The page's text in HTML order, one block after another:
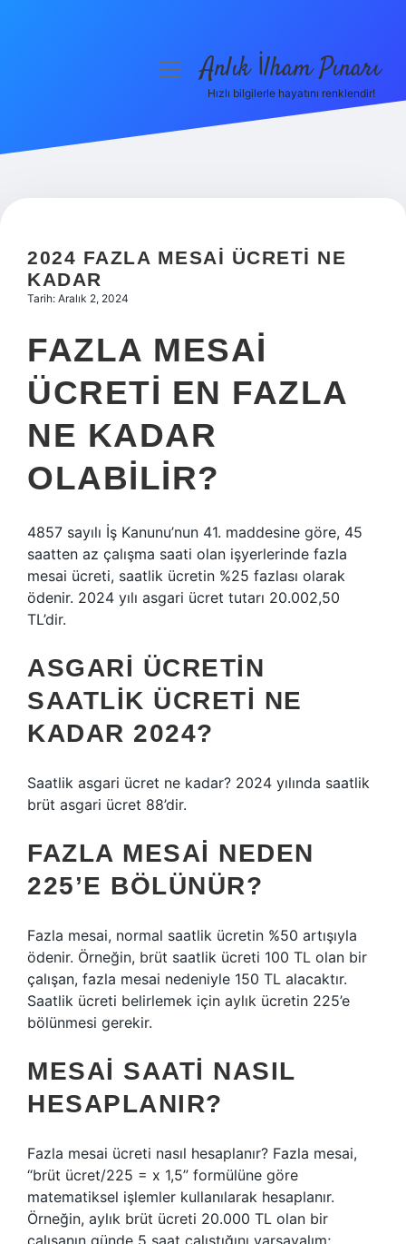
Hakkımızda
menüyüAnlık İlham Pınarı
Hızlı bilgilerle hayatını renklendir!
2024 FAZLA MESAI ÜCRETI NE
KADAR
Tarih: Aralık 2, 2024
FAZLA MESAI
ÜCRETI EN FAZLA
NE KADAR
OLABILIR?
4857 sayılı İş Kanunu’nun 41. maddesine göre, 45
saatten az çalışma saati olan işyerlerinde fazla
mesai ücreti, saatlik ücretin %25 fazlası olarak
ödenir. 2024 yılı asgari ücret tutarı 20.002,50
TL’dir.
ASGARI ÜCRETIN
SAATLIK ÜCRETI NE
KADAR 2024?
Saatlik asgari ücret ne kadar? 2024 yılında saatlik
brüt asgari ücret 88’dir.
FAZLA MESAI NEDEN
225’E BÖLÜNÜR?
Fazla mesai, normal saatlik ücretin %50 artışıyla
ödenir. Örneğin, brüt saatlik ücreti 100 TL olan bir
çalışan, fazla mesai nedeniyle 150 TL alacaktır.
Saatlik ücreti belirlemek için aylık ücretin 225’e
bölünmesi gerekir.
MESAI SAATI NASIL
HESAPLANIR?
Fazla mesai ücreti nasıl hesaplanır? Fazla mesai,
“brüt ücret/225 = x 1,5” formülüne göre
matematiksel işlemler kullanılarak hesaplanır.
Örneğin, aylık brüt ücreti 20.000 TL olan bir
çalışanın günde 5 saat çalıştığını varsayalım;